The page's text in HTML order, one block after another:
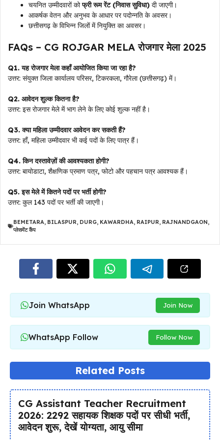
चयनित उम्मीदवारों कोफ्री रूम रेंट (निवास सुविधा) दी जाएगी।
आकर्षक वेतन और अनुभव के आधार पर पदोन्नति के अवसर।
छत्तीसगढ़ के विभिन्न जिलों में नियुक्ति का अवसर।
FAQs – CG ROJGAR MELA रोजगार मेला 2025
Q1. यह रोजगार मेला कहाँ आयोजित किया जा रहा है?
उत्तर: संयुक्त जिला कार्यालय परिसर, टिकरकला, गौरेला (छत्तीसगढ़) में।
Q2. आवेदन शुल्क कितना है?
उत्तर: इस रोजगार मेले में भाग लेने के लिए कोई शुल्क नहीं है।
Q3. क्या महिला उम्मीदवार आवेदन कर सकती हैं?
उत्तर: हाँ, महिला उम्मीदवार भी कई पदों के लिए पात्र हैं।
Q4. किन दस्तावेज़ों की आवश्यकता होगी?
उत्तर: बायोडाटा, शैक्षणिक प्रमाण पत्र, फोटो और पहचान पत्र आवश्यक हैं।
Q5. इस मेले में कितने पदों पर भर्ती होगी?
उत्तर: कुल 143 पदों पर भर्ती की जाएगी।
BEMETARA, BILASPUR, DURG, KAWARDHA, RAIPUR, RAJNANDGAON,
प्लेसमेंट कैंप
Join WhatsApp Join Now
WhatsApp Follow Follow Now
Related Posts
CG Assistant Teacher Recruitment
2026: 2292 सहायक शिक्षक पदों पर सीधी भर्ती,
आवेदन शुरू, देखें योग्यता, आयु सीमा